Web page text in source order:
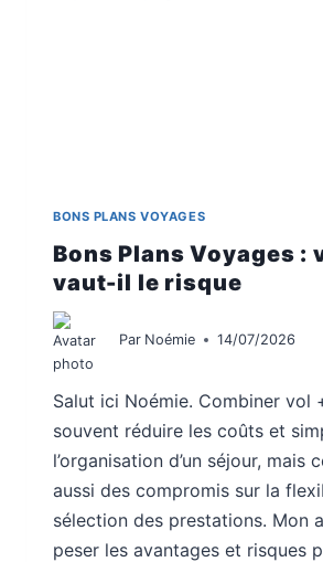
BONS PLANS VOYAGES
Bons Plans Voyages :
vaut-il le risque
Par Noémie 14/07/2026
Salut ici Noémie. Combiner vol
souvent réduire les coûts et
l’organisation d’un séjour, mais
aussi des compromis sur la
sélection des prestations. Mon
peser les avantages et risques